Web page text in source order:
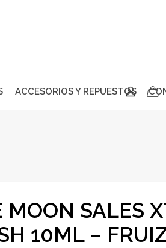
ACCESORIOS Y REPUESTOS
MOON SALES
10ML –